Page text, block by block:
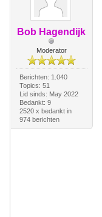
Bob Hagendijk
Moderator
Berichten: 1.040
Topics: 51
Lid sinds: May 2022
Bedankt: 9
2520 x bedankt in
974 berichten